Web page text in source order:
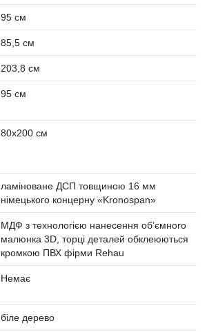
95 см
85,5 см
203,8 см
95 см
80х200 см
ламіноване ДСП товщиною 16 мм
німецького концерну «Kronospan»
МДФ з технологією нанесення об’ємного
малюнка 3D, торці деталей обклеюються
кромкою ПВХ фірми Rehau
Немає
біле дерево